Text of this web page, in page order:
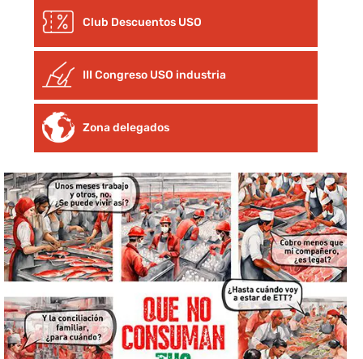
Club Descuentos USO
III Congreso USO industria
Zona delegados